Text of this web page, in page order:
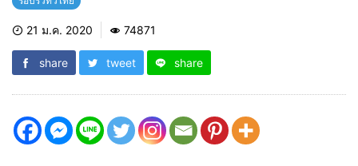
21 ม.ค. 2020 74871
share tweet share